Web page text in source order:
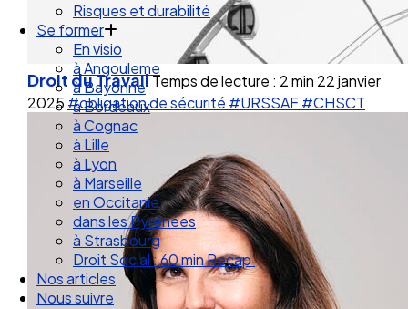
Responsabilité pénale
Risques et durabilité
Se former
En visio
à Angouleme
à Bayonne
à Bordeaux
à Cognac
à Lille
à Lyon
à Marseille
en Occitanie
dans les Pyrénées
à Strasbourg
Droit Social : 60 min Recap’
Nos articles
Droit du TravailTemps de lecture : 2 min 22 janvier
2025 #obligation de sécurité #URSSAF#CHSCT